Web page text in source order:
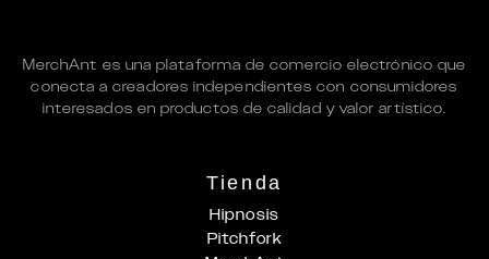
MerchAnt es una plataforma de comercio electrónico que
conecta a creadores independientes con consumidores
interesados en productos de calidad y valor artístico.
Tienda
Hipnosis
Pitchfork